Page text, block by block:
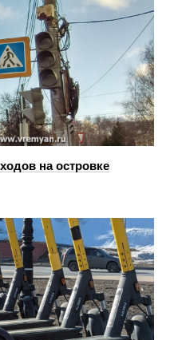
на островке